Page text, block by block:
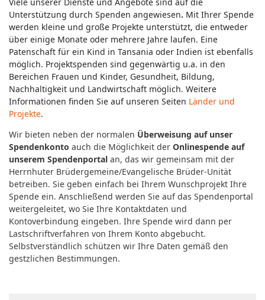
Viele unserer Dienste und Angebote sind auf die
Unterstützung durch Spenden angewiesen. Mit Ihrer Spende
werden kleine und große Projekte unterstützt, die entweder
über einige Monate oder mehrere Jahre laufen. Eine
Patenschaft für ein Kind in Tansania oder Indien ist ebenfalls
möglich. Projektspenden sind gegenwärtig u.a. in den
Bereichen Frauen und Kinder, Gesundheit, Bildung,
Nachhaltigkeit und Landwirtschaft möglich. Weitere
Informationen finden Sie auf unseren Seiten Länder und
Projekte.
Wir bieten neben der normalen Überweisung auf unser
Spendenkonto auch die Möglichkeit der Onlinespende auf
unserem Spendenportal an, das wir gemeinsam mit der
Herrnhuter Brüdergemeine/Evangelische Brüder-Unität
betreiben. Sie geben einfach bei Ihrem Wunschprojekt Ihre
Spende ein. Anschließend werden Sie auf das Spendenportal
weitergeleitet, wo Sie Ihre Kontaktdaten und
Kontoverbindung eingeben. Ihre Spende wird dann per
Lastschriftverfahren von Ihrem Konto abgebucht.
Selbstverständlich schützen wir Ihre Daten gemäß den
gestzlichen Bestimmungen.